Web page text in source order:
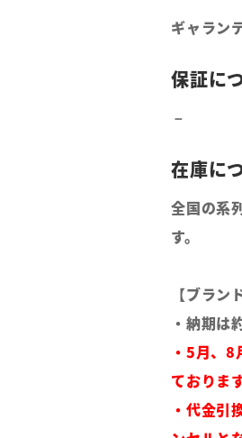
ギャラン
全国の系
す。
【ブラン
・納期は
・5月、
ております
・代金引